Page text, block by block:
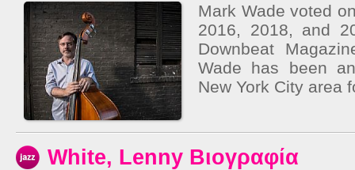
Mark Wade voted
2016, 2018, and
Downbeat
Wade has been
New York City area
White, Lenny Βιογραφία